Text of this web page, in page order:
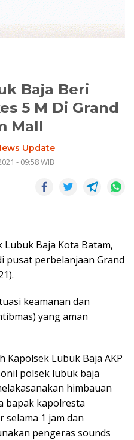
Baja Beri
5 M Di Grand
Mall
Update
- 09:58 WIB
Lubuk Baja Kota Batam,
pusat perbelanjaan Grand
keamanan dan
yang aman
Kapolsek Lubuk Baja AKP
polsek lubuk baja
himbauan
bapak kapolresta
1 jam dan
pengeras sounds